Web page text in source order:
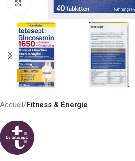
Click to enlarge
Accueil Fitness & Énergie